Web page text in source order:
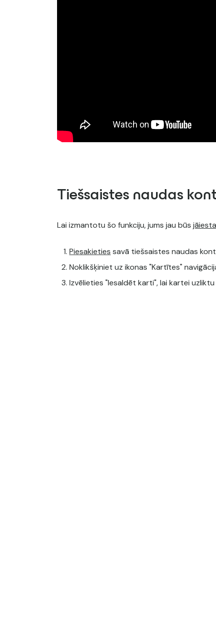
Tiešsaistes naudas
Lai izmantotu šo funkciju, jums jau būs
Piesakieties savā tiešsaistes naudas
Noklikšķiniet uz ikonas "Kartītes"
Izvēlieties "Iesaldēt karti", lai kartei